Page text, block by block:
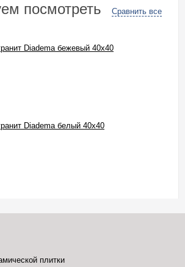
посмотреть Сравнить все
Diadema бежевый 40x40
Diadema белый 40x40
плитки